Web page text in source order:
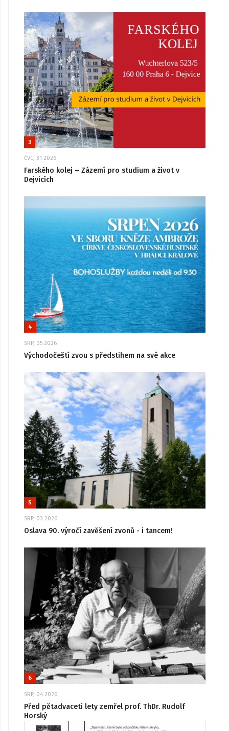
3
ČVC, 31 2026
Farského kolej – Zázemí pro studium a život v
Dejvicích
4
SRP, 05 2026
Východočeští zvou s předstihem na své akce
5
SRP, 03 2026
Oslava 90. výročí zavěšení zvonů - i tancem!
6
SRP, 04 2026
Před pětadvaceti lety zemřel prof. ThDr. Rudolf
Horský